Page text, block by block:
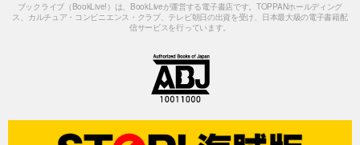
ブックライブ（BookLive!）は、BookLiveが運営する電子書店です。TOPPANホールディング
ス、カルチュア・コンビニエンス・クラブ、テレビ朝日の出資を受け、日本最大級の電子書籍配
信サービスを行っています。